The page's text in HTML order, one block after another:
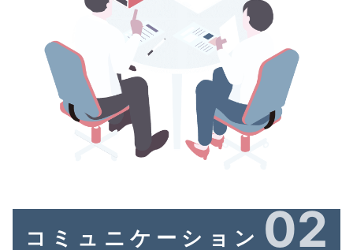
02
コミュニケーション